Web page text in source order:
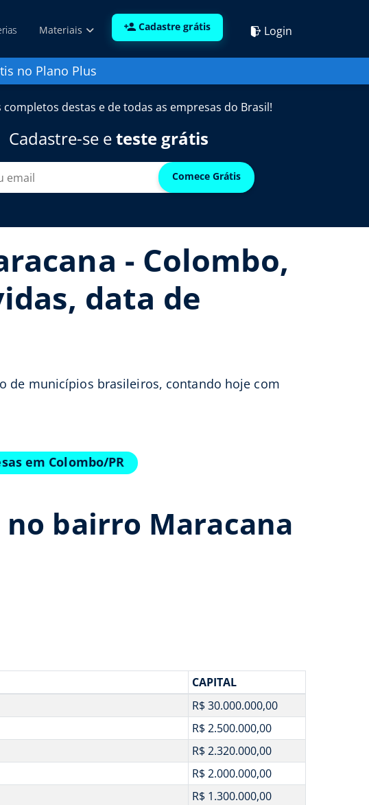
Materiais Cadastre grátis Login
no Plano Plus
completos destas e de todas as empresas do Brasil!
Cadastre-se eteste grátis
Comece Grátis
- Colombo,
data de
de municípios brasileiros, contando hoje com
em Colombo/PR
no bairro Maracana
CAPITAL
R$ 30.000.000,00
R$ 2.500.000,00
R$ 2.320.000,00
R$ 2.000.000,00
R$ 1.300.000,00